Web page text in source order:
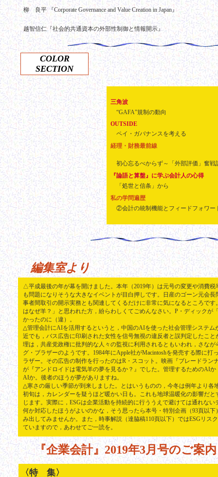
柳 良平 『Corporate Governance and Value Creation in Japan』
越智信仁『社会的共通資本の外部性制御と情報開示』
COLOR
SECTION
三角波
“GAFA”規制の動向
OUTSIDE
ペイ・ガバナンスを考える
経理・財務
初心忘るべからず～「外部評価」奮戦
『論語と算盤』に学ぶ会計人の心得
「処世と信条」から
私の学問遍歴
②会計の統制機能とフィードフォワー
編集室より
△平成最後の年が幕を開けました。本年（2019年）は元号の変更や消費税
も問題になりそうな大きなイベントが目白押しです。日産のゴーン元会
事者間取引の開示実務とも関連してくるだけに非常に気になるところで
はなぜ羊？」と思われた方，紛らわしくてごめんなさい。P・ディックが
かったのに（違）。
△管理会計にAIを活用するというと，中国のAIを使った社会管理システム
近でも，バス広告に印刷された女性を信号無視の違反者と誤判定したこ
理は，共産党政権に批判的な人々の監視に利用されるともいわれ，さな
グ・ブラザーのようです。1984年にApple社がMacintoshを発売する際に打
ラザー。その広告の制作を行ったのはR・スコット。映画『ブレードラン
が『アンドロイドは電気羊の夢を見るか？』でした。管理するためのAI
AIか。後者のほうが夢がありますね。
△寒さの厳しい季節が到来しました。とはいうものの，今冬は例年より各
初旬は，カレンダーを疑うほど暖かい日も。これも地球温暖化の影響だと
じます。実際に，ESGは企業活動を持続的に行ううえで避けては通れな
何か対応したほうがよいのかな，そう思ったら本号・特別企画（93頁以
み出してみませんか。また，時事解説（達脇稿110頁以下）ではESGリス
ていますので，あわせてご一読を。
『企業会計』2019年3月号のご案内
〈特 集〉